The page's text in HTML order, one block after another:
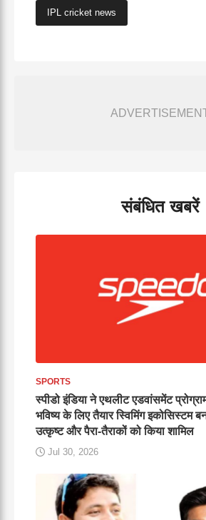
IPL cricket news
संबंधित खबरें
SPORTS
स्पीडो इंडिया ने एथलीट एडवांसमेंट
भविष्य के लिए तैयार स्विमिंग इकोसिस्टम
उत्कृष्ट और पैरा-तैराकों को किया शामिल
Jul 30, 2026